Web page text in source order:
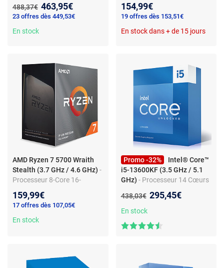
V-Cache 104 Mo 4 nm TDP
120W (version boîte sans
ventilateur - garantie
Ancien prix :
488,37€ Nouveau prix :
463,95€
23 offres dès 449,53€
En stock
Cache L3 16 Mo - Radeon
Vega Graphics 7 - 7 nm - TDP
65W avec système de
154,99€
19 offres dès 153,51€
En stock dans + de 15 jours
AMD Ryzen 7 5700 Wraith
Stealth (3.7 GHz / 4.6 GHz) -
Processeur 8-Core 16-
20 Mo 7 nm TDP 65W avec
système de refroidissement
(version boîte - garantie
159,99€
17 offres dès 107,05€
En stock
Promo -32%
Intel® Core™
i5-13600KF (3.5 GHz / 5.1
GHz) - Processeur 14 Cœurs
Cœurs Efficient) 20 Threads -
Socket 1700 - Cache L3 24
Processeur Graphique -
Ancien prix :
438,03€ Nouveau prix :
295,45€
En stock